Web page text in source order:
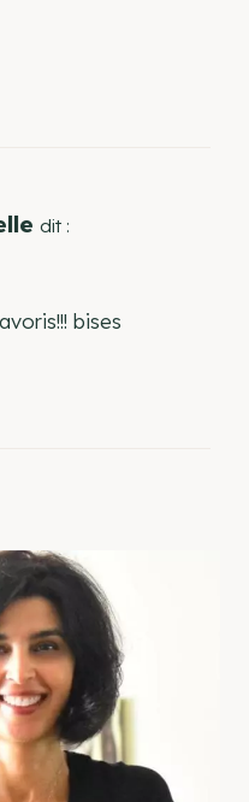
dit :
bises